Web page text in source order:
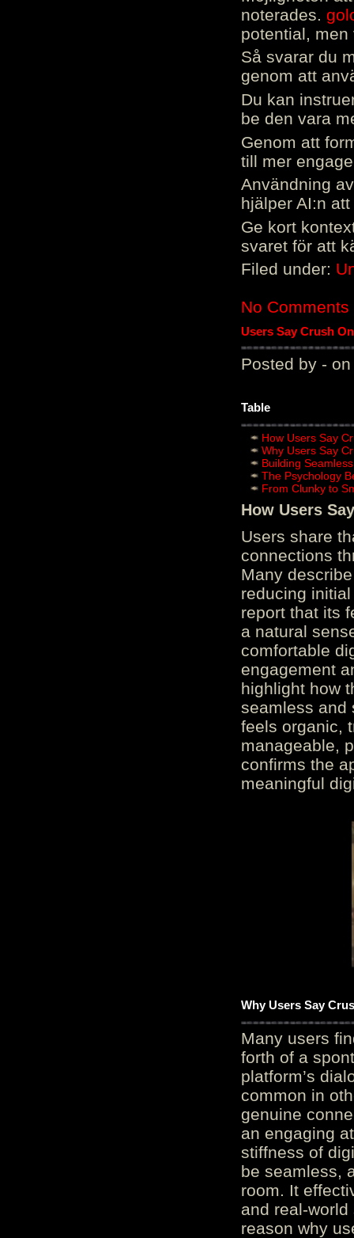
noterades.
potential, men
Så svarar du
genom att
Du kan
be den vara
Genom att
till mer
Användning
hjälper AI:n
Ge kort
svaret för att
Filed under:
No Comments
Users Say Crush
Posted by - on
Table
How Users Say
Why Users Say
Building
The Psychology
From Clunky to
How Users
Users share
connections
Many
reducing
report that its
a natural
comfortable
engagement
highlight how
seamless and
feels organic,
manageable,
confirms the
meaningful
Why Users Say
Many users
forth of a
platform’s
common in
genuine
an engaging
stiffness of
be seamless,
room. It
and real-
reason why